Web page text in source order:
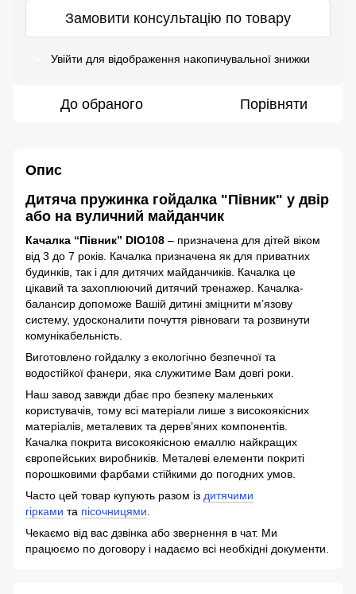
Замовити консультацію по товару
Увійти для відображення накопичувальної знижки
До обраного Порівняти
Опис
Дитяча пружинка гойдалка "Півник" у двір
або на вуличний майданчик
Качалка “Півник” DIO108 – призначена для дітей віком
від 3 до 7 років. Качалка призначена як для приватних
будинків, так і для дитячих майданчиків. Качалка це
цікавий та захоплюючий дитячий тренажер. Качалка-
балансир допоможе Вашій дитині зміцнити м’язову
систему, удосконалити почуття рівноваги та розвинути
комунікабельність.
Виготовлено гойдалку з екологічно безпечної та
водостійкої фанери, яка служитиме Вам довгі роки.
Наш завод завжди дбає про безпеку маленьких
користувачів, тому всі матеріали лише з високоякісних
матеріалів, металевих та дерев’яних компонентів.
Качалка покрита високоякісною емаллю найкращих
європейських виробників. Металеві елементи покриті
порошковими фарбами стійкими до погодних умов.
Часто цей товар купують разом із дитячими
гірками та пісочницями
Чекаємо від вас дзвінка або звернення в чат. Ми
працюємо по договору і надаємо всі необхідні документи.